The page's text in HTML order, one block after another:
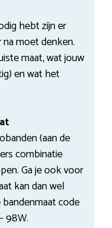
hebt zijn er
moet denken.
maat, wat jouw
en wat het
(aan de
combinatie
Ga je ook voor
kan dan wel
bandenmaat code
98W.